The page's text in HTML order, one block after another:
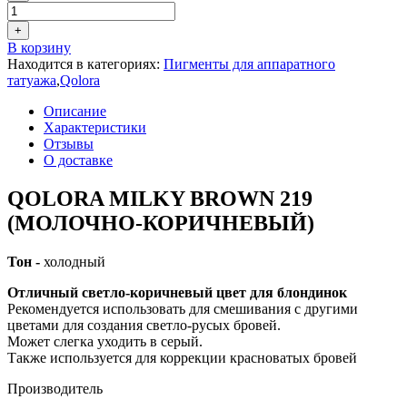
+
В корзину
Находится в категориях: Пигменты для аппаратного
татуажа,Qolora
Описание
Характеристики
Отзывы
О доставке
QOLORA MILKY BROWN 219
(МОЛОЧНО-КОРИЧНЕВЫЙ)
Тон - холодный
Отличный светло-коричневый цвет для блондинок
Рекомендуется использовать для смешивания с другими
цветами для создания светло-русых бровей.
Может слегка уходить в серый.
Также используется для коррекции красноватых бровей
Производитель